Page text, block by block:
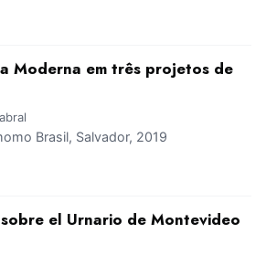
Moderna em três projetos de
Brasil, Salvador, 2019
el Urnario de Montevideo